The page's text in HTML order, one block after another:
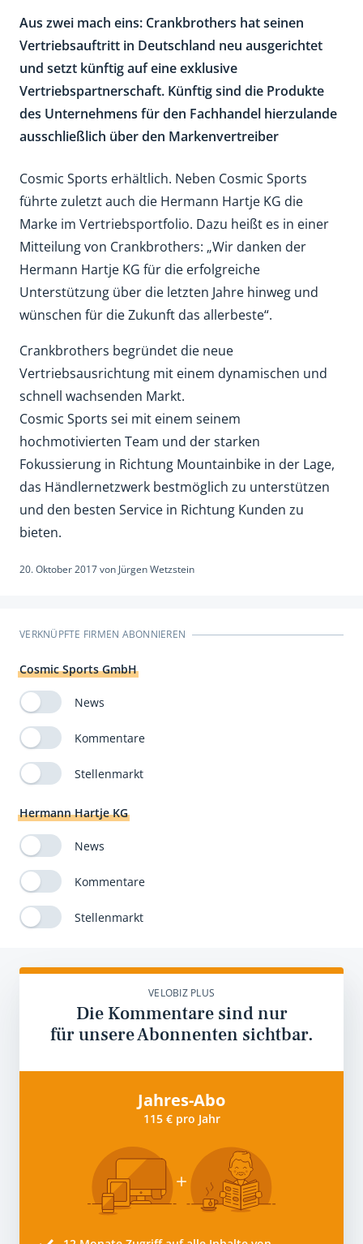
Aus zwei mach eins: Crankbrothers hat seinen
Vertriebsauftritt in Deutschland neu ausgerichtet
und setzt künftig auf eine exklusive
Vertriebspartnerschaft. Künftig sind die Produkte
des Unternehmens für den Fachhandel hierzulande
ausschließlich über den Markenvertreiber
Cosmic Sports erhältlich. Neben Cosmic Sports
führte zuletzt auch die Hermann Hartje KG die
Marke im Vertriebsportfolio. Dazu heißt es in einer
Mitteilung von Crankbrothers: „Wir danken der
Hermann Hartje KG für die erfolgreiche
Unterstützung über die letzten Jahre hinweg und
wünschen für die Zukunft das allerbeste“.
Crankbrothers begründet die neue
Vertriebsausrichtung mit einem dynamischen und
schnell wachsenden Markt.
Cosmic Sports sei mit einem seinem
hochmotivierten Team und der starken
Fokussierung in Richtung Mountainbike in der Lage,
das Händlernetzwerk bestmöglich zu unterstützen
und den besten Service in Richtung Kunden zu
bieten.
20. Oktober 2017von Jürgen Wetzstein
VERKNÜPFTE FIRMEN ABONNIEREN
Cosmic Sports GmbH
News
Kommentare
Stellenmarkt
Hermann Hartje KG
News
Kommentare
Stellenmarkt
VELOBIZ PLUS
Die Kommentare sind nur
für unsere Abonnenten sichtbar.
Jahres-Abo
115 € pro Jahr